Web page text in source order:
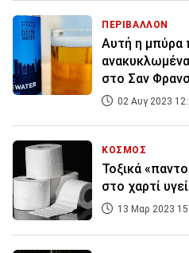
ΠΕΡΙΒΑΛΛΟΝ
Αυτή η μπύρα
στο Σαν
02 Αυγ 2023
ΚΟΣΜΟΣ
Τοξικά
στο χαρτί
13 Μαρ 2023